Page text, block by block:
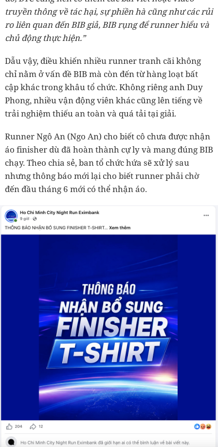
truyền thông về tác hại, sự phiền hà cũng như các rủi
ro liên quan đến BIB giả, BIB rụng để runner hiểu và
chủ động thực hiện.”
Dẫu vậy, điều khiến nhiều runner tranh cãi không
chỉ nằm ở vấn đề BIB mà còn đến từ hàng loạt bất
cập khác trong khâu tổ chức. Không riêng anh Duy
Phong, nhiều vận động viên khác cũng lên tiếng về
trải nghiệm thiếu an toàn và quá tải tại giải.
Runner Ngô An (Ngo An) cho biết cô chưa được nhận
áo finisher dù đã hoàn thành cự ly và mang đúng BIB
chạy. Theo chia sẻ, ban tổ chức hứa sẽ xử lý sau
nhưng thông báo mới lại cho biết runner phải chờ
đến đầu tháng 6 mới có thể nhận áo.